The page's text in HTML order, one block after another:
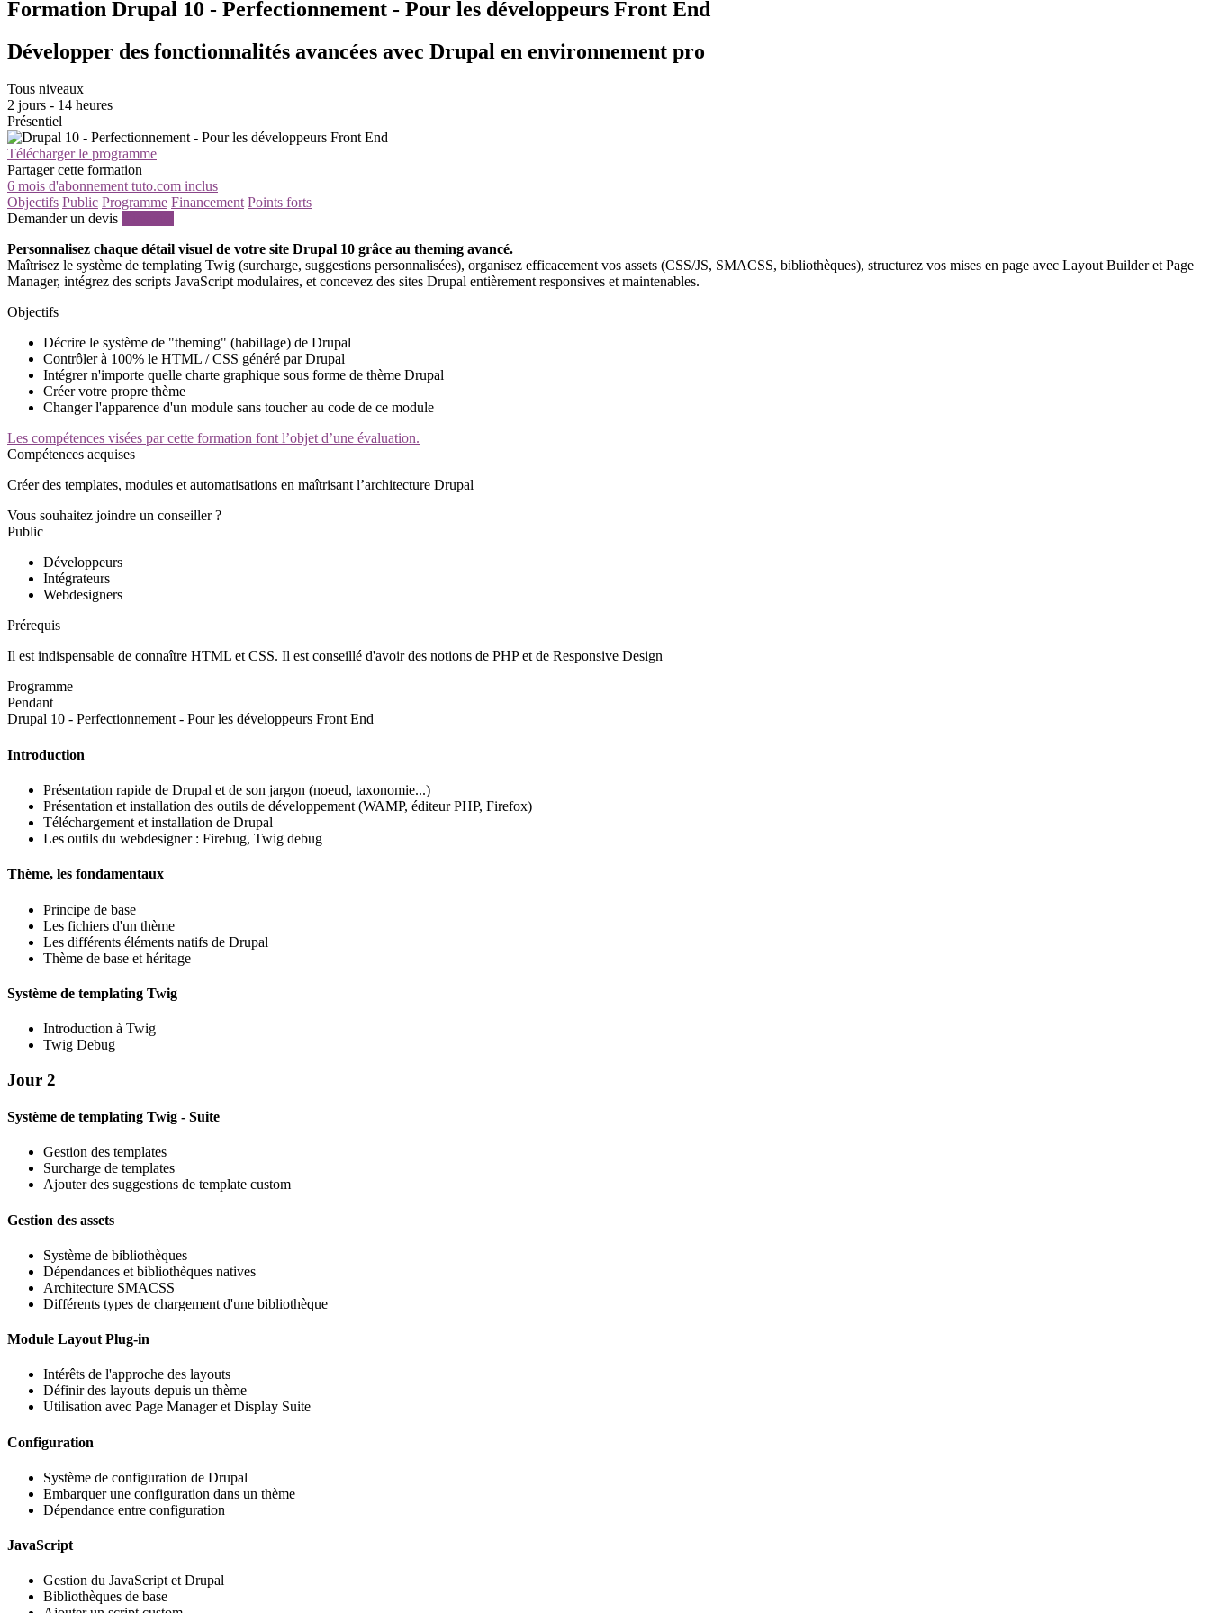
Formation Drupal 10 - Perfectionnement - Pour les développeurs Front End
Développer des fonctionnalités avancées avec Drupal en environnement pro
Tous niveaux
2 jours - 14 heures
Présentiel
Télécharger le programme
Partager cette formation
6 mois d'abonnement tuto.com inclus
Objectifs Public Programme Financement Points forts
Demander un devis
Personnalisez chaque détail visuel de votre site Drupal 10 grâce au theming avancé.
Maîtrisez le système de templating Twig (surcharge, suggestions personnalisées), organisez efficacement vos assets (CSS/JS, SMACSS, bibliothèques), structurez vos mises en page avec Layout Builder et Page
Manager, intégrez des scripts JavaScript modulaires, et concevez des sites Drupal entièrement responsives et maintenables.
Objectifs
Décrire le système de "theming" (habillage) de Drupal
Contrôler à 100% le HTML / CSS généré par Drupal
Intégrer n'importe quelle charte graphique sous forme de thème Drupal
Créer votre propre thème
Changer l'apparence d'un module sans toucher au code de ce module
Les compétences visées par cette formation font l’objet d’une évaluation.
Compétences acquises
Créer des templates, modules et automatisations en maîtrisant l’architecture Drupal
Vous souhaitez joindre un conseiller ?
Public
Développeurs
Intégrateurs
Webdesigners
Prérequis
Il est indispensable de connaître HTML et CSS. Il est conseillé d'avoir des notions de PHP et de Responsive Design
Programme
Pendant
Drupal 10 - Perfectionnement - Pour les développeurs Front End
Introduction
Présentation rapide de Drupal et de son jargon (noeud, taxonomie...)
Présentation et installation des outils de développement (WAMP, éditeur PHP, Firefox)
Téléchargement et installation de Drupal
Les outils du webdesigner : Firebug, Twig debug
Thème, les fondamentaux
Principe de base
Les fichiers d'un thème
Les différents éléments natifs de Drupal
Thème de base et héritage
Système de templating Twig
Introduction à Twig
Twig Debug
Jour 2
Système de templating Twig - Suite
Gestion des templates
Surcharge de templates
Ajouter des suggestions de template custom
Gestion des assets
Système de bibliothèques
Dépendances et bibliothèques natives
Architecture SMACSS
Différents types de chargement d'une bibliothèque
Module Layout Plug-in
Intérêts de l'approche des layouts
Définir des layouts depuis un thème
Utilisation avec Page Manager et Display Suite
Configuration
Système de configuration de Drupal
Embarquer une configuration dans un thème
Dépendance entre configuration
JavaScript
Gestion du JavaScript et Drupal
Bibliothèques de base